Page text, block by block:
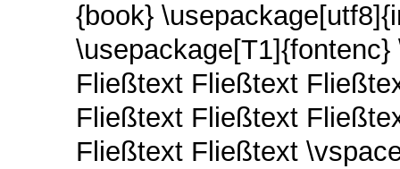
{book}
Fließtext Fließtext
Fließtext Fließtext
Fließtext Fließtext